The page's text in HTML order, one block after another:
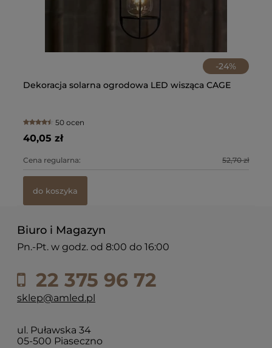
-24%
Dekoracja solarna ogrodowa LED wisząca CAGE
50 ocen
40,05 zł
Cena regularna: 52,70 zł
do koszyka
Biuro i Magazyn
Pn.-Pt. w godz. od 8:00 do 16:00
22 375 96 72
sklep@amled.pl
ul. Puławska 34
05-500 Piaseczno